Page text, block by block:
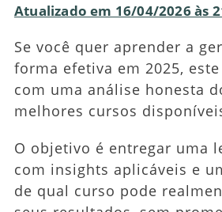
Atualizado em 16/04/2026 às
Se você quer aprender a
forma efetiva em 2025,
com uma análise honesta
melhores cursos
O objetivo é entregar uma
com insights aplicáveis e
de qual curso pode